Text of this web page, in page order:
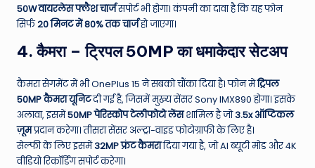
50W वायरलेस फ्लैश चार्जसपोर्ट भी होगा। कंपनी का दावा है कि यह फोन
सिर्फ20 मिनट में 80% तक चार्जहो जाएगा।
4. कैमरा – ट्रिपल 50MP का धमाकेदार सेटअप
कैमरा सेगमेंट में भी OnePlus 15 ने सबको चौंका दिया है। फोन मेंट्रिपल
50MP कैमरा यूनिटदी गई है, जिसमें मुख्य सेंसर Sony IMX890 होगा। इसके
अलावा, इसमें50MP पेरिस्कोप टेलीफोटो लेंसशामिल है जो3.5x ऑप्टिकल
ज़ूमप्रदान करेगा। तीसरा सेंसर अल्ट्रा-वाइड फोटोग्राफी के लिए है।
सेल्फी के लिए इसमें32MP फ्रंट कैमरादिया गया है, जो AI ब्यूटी मोड और 4K
वीडियो रिकॉर्डिंग सपोर्ट करेगा।